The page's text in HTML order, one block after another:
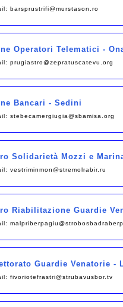
barsprustrifi@murstason.ro
Operatori Telematici -
prugiastro@zepratuscatevu.org
Bancari - Sedini
stebecamergiugia@sbamisa.org
Solidarietà Mozzi e
vestriminmon@stremolrabir.ru
Riabilitazione Guardie
Guardie Venatorie -
fivoriotefrastri@strubavusbor.tv